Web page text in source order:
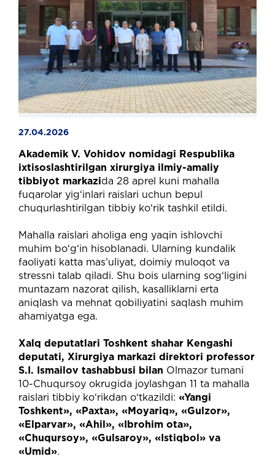
27.04.2026
Akademik V. Vohidov nomidagi Respublika
ixtisoslashtirilgan xirurgiya ilmiy-amaliy
tibbiyot markazida 28 aprel kuni mahalla
fuqarolar yig‘inlari raislari uchun bepul
chuqurlashtirilgan tibbiy ko‘rik tashkil etildi.
Mahalla raislari aholiga eng yaqin ishlovchi
muhim bo‘g‘in hisoblanadi. Ularning kundalik
faoliyati katta mas’uliyat, doimiy muloqot va
stressni talab qiladi. Shu bois ularning sog‘ligini
muntazam nazorat qilish, kasalliklarni erta
aniqlash va mehnat qobiliyatini saqlash muhim
ahamiyatga ega.
Xalq deputatlari Toshkent shahar Kengashi
deputati, Xirurgiya markazi direktori professor
S.I.
Ismailov tashabbusi bilan Olmazor tumani
10-Chuqursoy okrugida joylashgan ta mahalla
raislari tibbiy ko‘rikdan o‘tkazildi: «Yangi
Toshkent», «Paxta», «Moyariq», «Gulzor»,
«Elparvar», «Ahil», «Ibrohim ota»,
«Chuqursoy», «Gulsaroy», «Istiqbol» va
«Umid».